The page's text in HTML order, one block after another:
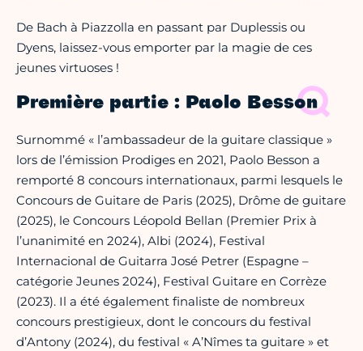
De Bach à Piazzolla en passant par Duplessis ou
Dyens, laissez-vous emporter par la magie de ces
jeunes virtuoses !
Première partie : Paolo Besson
Surnommé « l’ambassadeur de la guitare classique »
lors de l’émission Prodiges en 2021, Paolo Besson a
remporté 8 concours internationaux, parmi lesquels le
Concours de Guitare de Paris (2025), Drôme de guitare
(2025), le Concours Léopold Bellan (Premier Prix à
l’unanimité en 2024), Albi (2024), Festival
Internacional de Guitarra José Petrer (Espagne –
catégorie Jeunes 2024), Festival Guitare en Corrèze
(2023). Il a été également finaliste de nombreux
concours prestigieux, dont le concours du festival
d’Antony (2024), du festival « A’Nîmes ta guitare » et